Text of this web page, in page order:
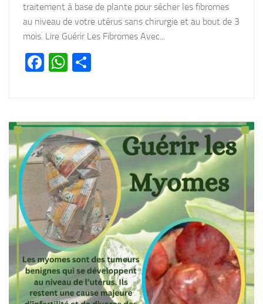
traitement à base de plante pour sécher les fibromes
au niveau de votre utérus sans chirurgie et au bout de 3
mois. Lire Guérir Les Fibromes Avec...
Facebook
WhatsApp